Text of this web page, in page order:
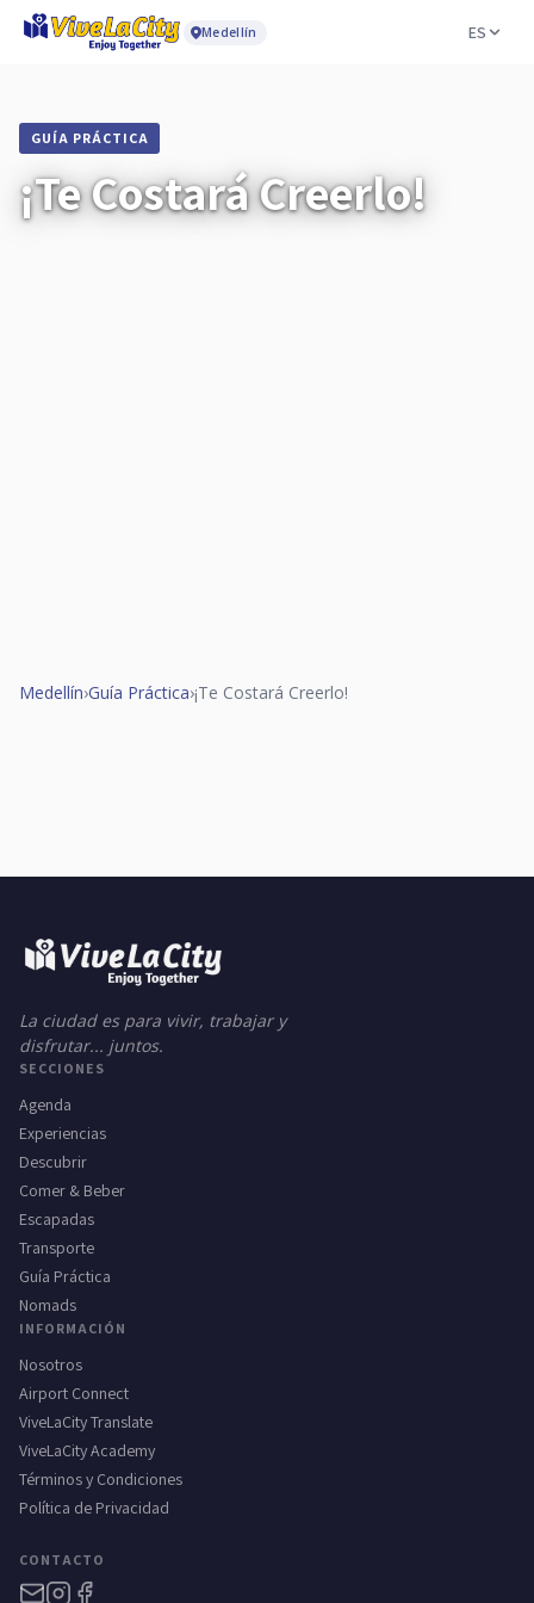
Medellín ES
GUÍA PRÁCTICA
¡Te Costará Creerlo!
Medellín›Guía Práctica›¡Te Costará Creerlo!
La ciudad es para vivir, trabajar y
disfrutar... juntos.
SECCIONES
Agenda
Experiencias
Descubrir
Comer & Beber
Escapadas
Transporte
Guía Práctica
Nomads
INFORMACIÓN
Nosotros
Airport Connect
ViveLaCity Translate
ViveLaCity Academy
Términos y Condiciones
Política de Privacidad
CONTACTO